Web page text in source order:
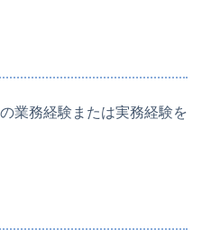
業務経験または実務経験を